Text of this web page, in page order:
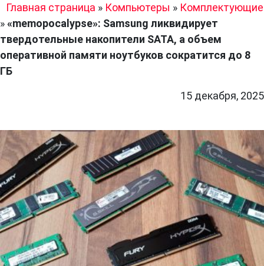
Главная страница » Компьютеры » Комплектующие
»«memopocalypse»: Samsung ликвидирует
твердотельные накопители SATA, а объем
оперативной памяти ноутбуков сократится до 8
ГБ
15 декабря, 2025